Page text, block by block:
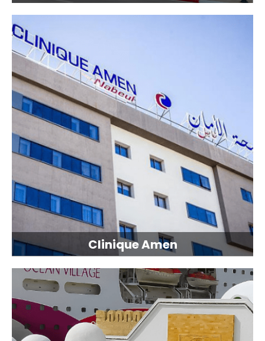
Clinique Amen